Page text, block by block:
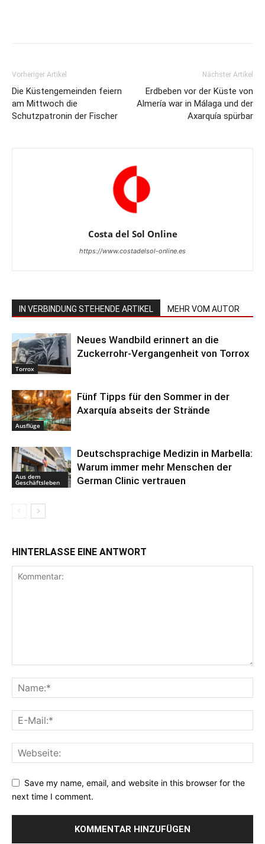
Vorheriger Artikel
Die Küstengemeinden feiern
am Mittwoch die
Schutzpatronin der Fischer
Nächster Artikel
Erdbeben vor der Küste von
Almería war in Málaga und der
Axarquía spürbar
Costa del Sol Online
https://www.costadelsol-online.es
IN VERBINDUNG STEHENDE ARTIKEL MEHR VOM AUTOR
Torrox
Neues Wandbild erinnert an die
Zuckerrohr-Vergangenheit von Torrox
Ausflüge
Fünf Tipps für den Sommer in der
Axarquía abseits der Strände
Aus dem
Geschäftsleben
Deutschsprachige Medizin in Marbella:
Warum immer mehr Menschen der
German Clinic vertrauen
HINTERLASSE EINE ANTWORT
Save my name, email, and website in this browser for the
next time I comment.